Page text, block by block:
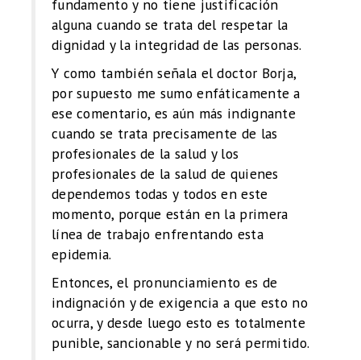
fundamento y no tiene justificación
alguna cuando se trata del respetar la
dignidad y la integridad de las personas.
Y como también señala el doctor Borja,
por supuesto me sumo enfáticamente a
ese comentario, es aún más indignante
cuando se trata precisamente de las
profesionales de la salud y los
profesionales de la salud de quienes
dependemos todas y todos en este
momento, porque están en la primera
línea de trabajo enfrentando esta
epidemia.
Entonces, el pronunciamiento es de
indignación y de exigencia a que esto no
ocurra, y desde luego esto es totalmente
punible, sancionable y no será permitido.